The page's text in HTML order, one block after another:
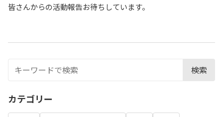
皆さんからの活動報告お待ちしています。
検索
カテゴリー